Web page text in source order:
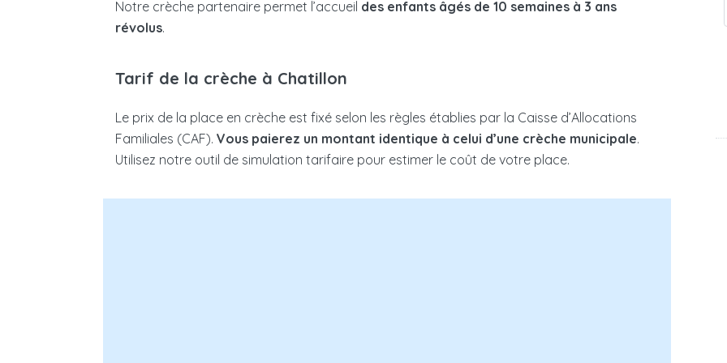
Notre crèche partenaire permet l’accueil des enfants âgés de 10 semaines à 3 ans
révolus.
Tarif de la crèche à Chatillon
Le prix de la place en crèche est fixé selon les règles établies par la Caisse d’Allocations
Familiales (CAF). Vous paierez un montant identique à celui d’une crèche municipale.
Utilisez notre outil de simulation tarifaire pour estimer le coût de votre place.